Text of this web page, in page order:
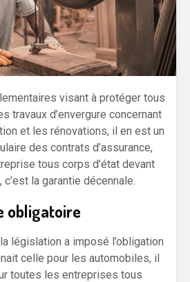
visant à protéger tous
travaux d’envergure concernant
et les rénovations, il en est un
des contrats d’assurance,
tous corps d’état devant
la garantie décennale.
obligatoire
législation a imposé l’obligation
celle pour les automobiles, il
toutes les entreprises tous